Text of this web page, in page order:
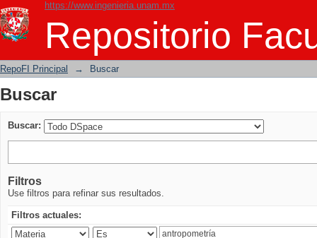
https://www.ingenieria.unam.mx
Repositorio
Buscar
RepoFI Principal → Buscar
Buscar
Buscar:
Filtros
Use filtros para refinar sus resultados.
Filtros actuales: